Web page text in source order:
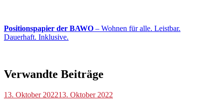
Positionspapier der BAWO – Wohnen für alle. Leistbar.
Dauerhaft. Inklusive.
Verwandte Beiträge
Blog
13. Oktober 202213. Oktober 2022